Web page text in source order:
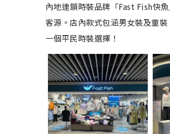
內地連鎖時裝品牌「Fast Fish快
客源。店內款式包涵男女裝及童
一個平民時裝選擇！